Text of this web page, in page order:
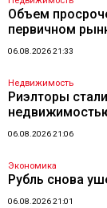
Объем
первичном
06.08.2026 21:33
Недвижимость
Риэлторы
06.08.2026 21:06
Экономика
Рубль снова
06.08.2026 21:01